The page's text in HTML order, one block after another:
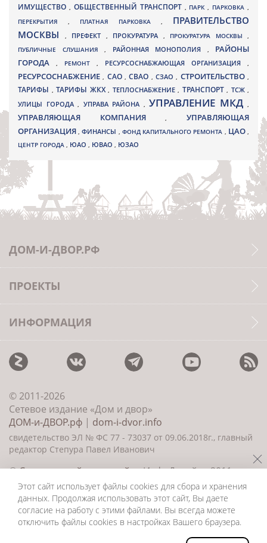
ИМУЩЕСТВО , ОБЩЕСТВЕННЫЙ ТРАНСПОРТ , ПАРК, ПАРКОВКА ,
ПЕРЕКРЫТИЯ , ПЛАТНАЯ ПАРКОВКА , ПРАВИТЕЛЬСТВО
МОСКВЫ
, ПРЕФЕКТ , ПРОКУРАТУРА , ПРОКУРАТУРА МОСКВЫ ,
ПУБЛИЧНЫЕ СЛУШАНИЯ , РАЙОННАЯ МОНОПОЛИЯ , РАЙОНЫ
ГОРОДА
, РЕМОНТ , РЕСУРСОСНАБЖАЮЩАЯ ОРГАНИЗАЦИЯ ,
РЕСУРСОСНАБЖЕНИЕ, САО,СВАО ,СЗАО, СТРОИТЕЛЬСТВО,
ТАРИФЫ , ТАРИФЫ ЖКХ , ТЕПЛОСНАБЖЕНИЕ , ТРАНСПОРТ , ТСЖ ,
УЛИЦЫ ГОРОДА , УПРАВА РАЙОНА , УПРАВЛЕНИЕ МКД ,
УПРАВЛЯЮЩАЯ КОМПАНИЯ,УПРАВЛЯЮЩАЯ
ОРГАНИЗАЦИЯ,ФИНАНСЫ , ФОНД КАПИТАЛЬНОГО РЕМОНТА , ЦАО,
ЦЕНТР ГОРОДА , ЮАО , ЮВАО , ЮЗАО
ДОМ-И-ДВОР.РФ
ПРОЕКТЫ
ИНФОРМАЦИЯ
© 2011-2026
Сетевое издание «Дом и двор»
ДОМ-и-ДВОР.рф | dom-i-dvor.info
свидетельство ЭЛ № ФС 77 - 73037 от 09.06.2018г., главный
редактор Степура Павел Иванович
©Создание сайта и дизайн«ИнфоДизайн» 2011—
2026
Этот сайт использует файлы cookies для сбора и хранения
данных. Продолжая использовать этот сайт, Вы даете
согласие на работу с этими файлами. Вы всегда можете
отключить файлы cookies в настройках Вашего браузера.